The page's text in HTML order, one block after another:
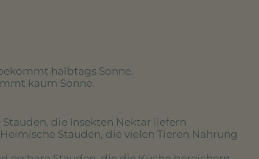
halbtags Sonne.
kaum Sonne.
die Insekten Nektar liefern
Stauden, die vielen Tieren Nahrung